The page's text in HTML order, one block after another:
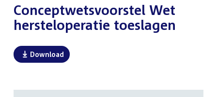
:Conceptwetsvoorstel Wet
hersteloperatie toeslagen
Download